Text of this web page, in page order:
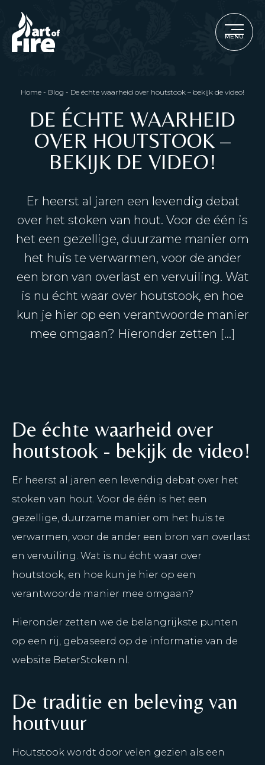
MENU
Home - Blog - De échte waarheid over houtstook – bekijk de video!
DE ÉCHTE WAARHEID
OVER HOUTSTOOK –
BEKIJK DE VIDEO!
Er heerst al jaren een levendig debat
over het stoken van hout. Voor de één is
het een gezellige, duurzame manier om
het huis te verwarmen, voor de ander
een bron van overlast en vervuiling. Wat
is nu écht waar over houtstook, en hoe
kun je hier op een verantwoorde manier
mee omgaan? Hieronder zetten […]
De échte waarheid over
houtstook - bekijk de video!
Er heerst al jaren een levendig debat over het
stoken van hout. Voor de één is het een
gezellige, duurzame manier om het huis te
verwarmen, voor de ander een bron van overlast
en vervuiling. Wat is nu écht waar over
houtstook, en hoe kun je hier op een
verantwoorde manier mee omgaan?
Hieronder zetten we de belangrijkste punten
op een rij, gebaseerd op de informatie van de
website BeterStoken.nl .
De traditie en beleving van
houtvuur
Houtstook wordt door velen gezien als een